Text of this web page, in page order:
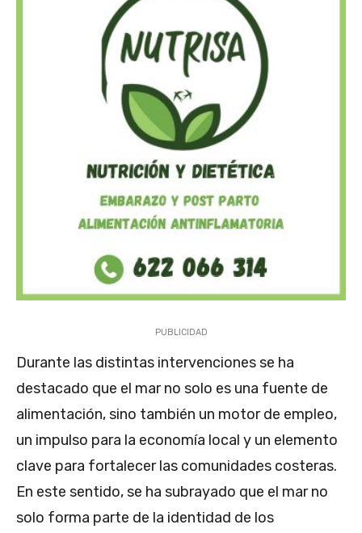
PUBLICIDAD
Durante las distintas intervenciones se ha
destacado que el mar no solo es una fuente de
alimentación, sino también un motor de empleo,
un impulso para la economía local y un elemento
clave para fortalecer las comunidades costeras.
En este sentido, se ha subrayado que el mar no
solo forma parte de la identidad de los